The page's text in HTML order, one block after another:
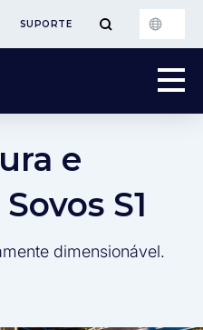
SUPORTE
e
S1
dimensionável.